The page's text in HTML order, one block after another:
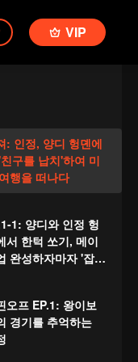
VIP
: 인정, 양디 헝뎬에
구를 납치'하여 미
행을 떠나다
1: 양디와 인정 헝
서 한턱 쏘기, 메이
완성하자마자 '잡
오프 EP.1: 왕이보
경기를 추억하는